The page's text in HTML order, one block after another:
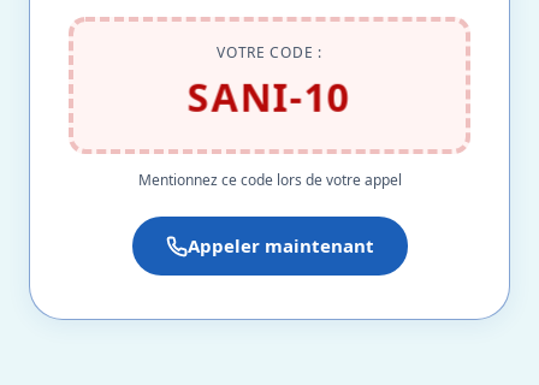
VOTRE CODE :
SANI-10
Mentionnez ce code lors de votre appel
Appeler maintenant